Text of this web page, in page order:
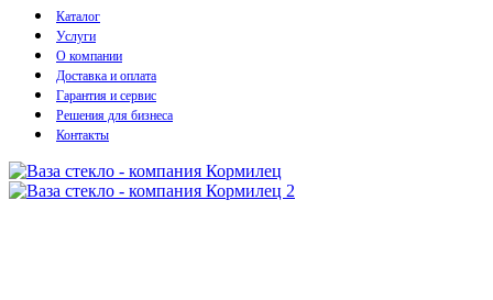
Каталог
Услуги
О компании
Доставка и оплата
Гарантия и сервис
Решения для бизнеса
Контакты